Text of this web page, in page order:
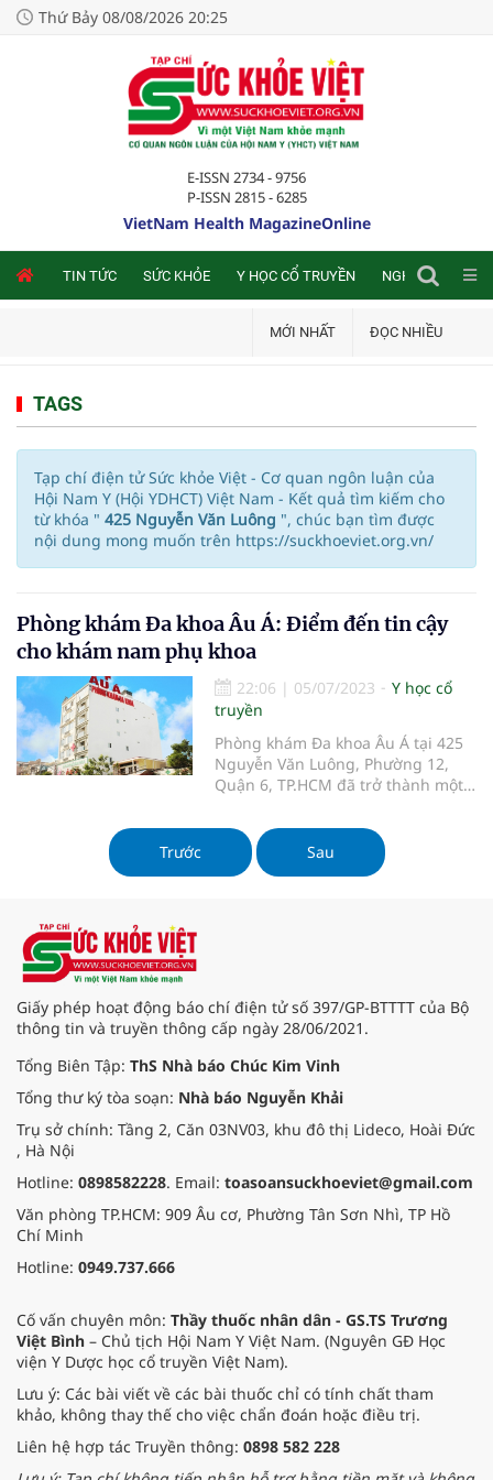
Thứ Bảy 08/08/2026 20:25
E-ISSN 2734 - 9756
P-ISSN 2815 - 6285
VietNam Health MagazineOnline
TIN TỨC SỨC KHỎE Y HỌC CỔ TRUYỀN NGHIÊN CỨU
MỚI NHẤT ĐỌC NHIỀU
TAGS
Tạp chí điện tử Sức khỏe Việt - Cơ quan ngôn luận của
Hội Nam Y (Hội YDHCT) Việt Nam - Kết quả tìm kiếm cho
từ khóa " 425 Nguyễn Văn Luông ", chúc bạn tìm được
nội dung mong muốn trên https://suckhoeviet.org.vn/
Phòng khám Đa khoa Âu Á: Điểm đến tin cậy
cho khám nam phụ khoa
22:06 | 05/07/2023
Y học cổ
truyền
Phòng khám Đa khoa Âu Á tại 425
Nguyễn Văn Luông, Phường 12,
Quận 6, TP.HCM đã trở thành một
dân trong việc khám và chữa bệnh
liên quan đến sức khỏe, đặc biệt là
khám nam phụ khoa. Với đội ngũ y
Trước Sau
Giấy phép hoạt động báo chí điện tử số 397/GP-BTTTT của Bộ
thông tin và truyền thông cấp ngày 28/06/2021.
Tổng Biên Tập: ThS Nhà báo Chúc Kim Vinh
Tổng thư ký tòa soạn: Nhà báo Nguyễn Khải
Trụ sở chính: Tầng 2, Căn 03NV03, khu đô thị Lideco, Hoài Đức
, Hà Nội
Hotline: 0898582228. Email: toasoansuckhoeviet@gmail.com
Văn phòng TP.HCM: 909 Âu cơ, Phường Tân Sơn Nhì, TP Hồ
Chí Minh
Hotline: 0949.737.666
Cố vấn chuyên môn: Thầy thuốc nhân dân - GS.TS Trương
Việt Bình – Chủ tịch Hội Nam Y Việt Nam. (Nguyên GĐ Học
viện Y Dược học cổ truyền Việt Nam).
Lưu ý: Các bài viết về các bài thuốc chỉ có tính chất tham
khảo, không thay thế cho việc chẩn đoán hoặc điều trị.
Liên hệ hợp tác Truyền thông: 0898 582 228